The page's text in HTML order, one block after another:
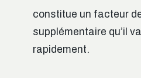
constitue un facteur
supplémentaire qu’il
rapidement.